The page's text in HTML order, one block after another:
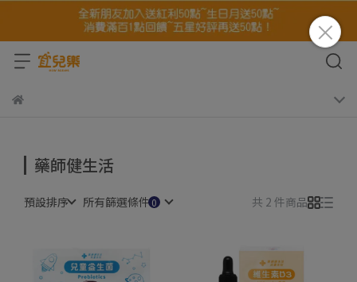
藥師健生活
預設排序 所有篩選條件 共 2 件商品